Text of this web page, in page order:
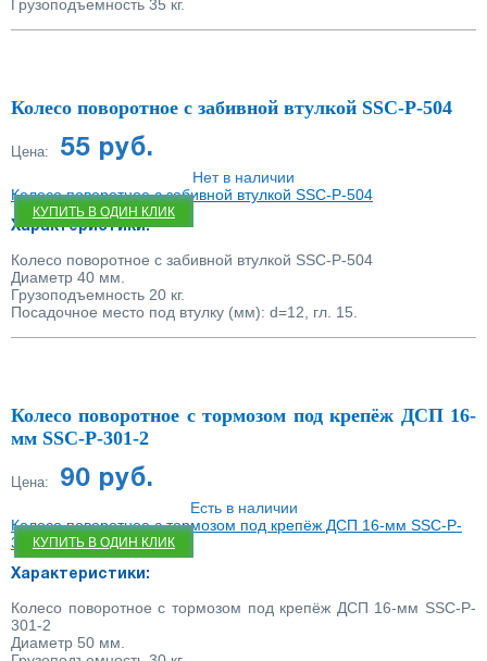
Грузоподъемность 35 кг.
Колесо поворотное с забивной втулкой SSC-P-504
Цена: 55 руб.
КУПИТЬ В ОДИН КЛИК
Нет в наличии
Колесо поворотное с забивной втулкой SSC-P-504
Характеристики:
Колесо поворотное с забивной втулкой SSC-P-504
Диаметр 40 мм.
Грузоподъемность 20 кг.
Посадочное место под втулку (мм): d=12, гл. 15.
Колесо поворотное с тормозом под крепёж ДСП 16-
мм SSC-P-301-2
Цена: 90 руб.
КУПИТЬ В ОДИН КЛИК
Есть в наличии
Колесо поворотное с тормозом под крепёж ДСП 16-мм SSC-P-
301-2
Характеристики:
Колесо поворотное с тормозом под крепёж ДСП 16-мм SSC-P-
301-2
Диаметр 50 мм.